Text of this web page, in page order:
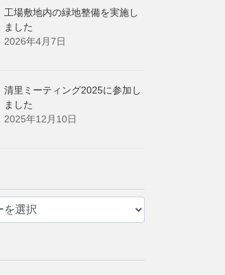
工場敷地内の緑地整備を実施し
ました
2026年4月7日
清里ミーティング2025に参加し
ました
2025年12月10日